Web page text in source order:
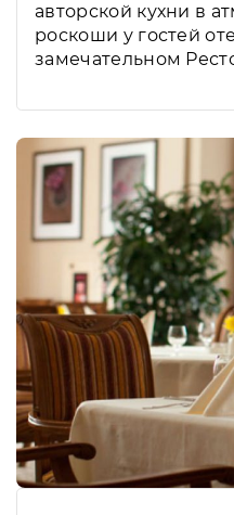
авторской кухни в
роскоши у гостей
замечательном